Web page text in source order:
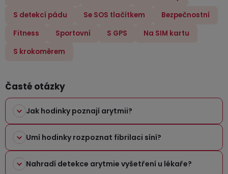
p
r
p
i
s
u
S detekcí pádu
Se SOS tlačítkem
Bezpečnostní
Fitness
Sportovní S GPS
Na SIM kartu
S krokoměrem
Časté otázky
Jak hodinky poznají arytmii?
Umí hodinky rozpoznat fibrilaci síní?
Nahradí detekce arytmie vyšetření u lékaře?